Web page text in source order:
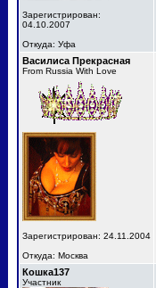
Зарегистрирован:
04.10.2007
Откуда: Уфа
Василиса Прекрасная
From Russia With Love
Зарегистрирован: 24.11.2004
Откуда: Москва
Кошка137
Участник